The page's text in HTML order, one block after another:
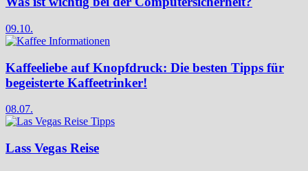
09.10.
Kaffeeliebe auf Knopfdruck: Die besten Tipps für
begeisterte Kaffeetrinker!
08.07.
Lass Vegas Reise